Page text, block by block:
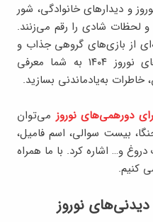
و دیدارهای خانوادگی، شور
شادی را رقم می‌زنند.
از بازی‌های گروهی جذاب و
سرگرم‌کننده را برای عید دیدنی‌های نوروز ۱۴۰۴ به شما معرفی
خاطرات به‌یادماندنی بسازید.
دورهمی‌های نوروز می‌توان
بیست سوالی، اسم فامیل،
و… اشاره کرد. با ما همراه
کنیم.
نوروز